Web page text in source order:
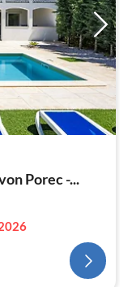
Porec -...